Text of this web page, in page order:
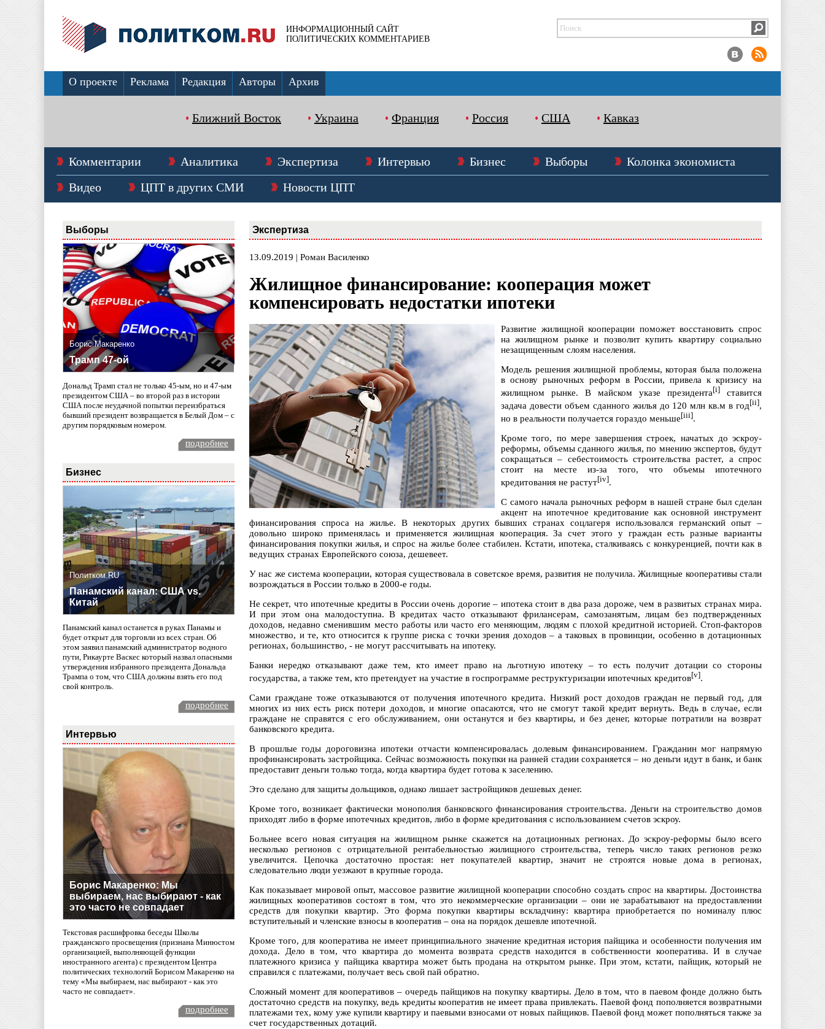
ИНФОРМАЦИОННЫЙ САЙТ
ПОЛИТИЧЕСКИХ КОММЕНТАРИЕВ
О проекте Реклама Редакция Авторы Архив
Ближний Восток Украина Франция Россия США Кавказ
Комментарии Аналитика Экспертиза Интервью Бизнес Выборы
Колонка экономиста
Видео
ЦПТ в других СМИ Новости ЦПТ
Выборы
Борис Макаренко
Трамп 47-ой
Дональд Трамп стал не только 45-ым, но и 47-ым
президентом США – во второй раз в истории
США после неудачной попытки переизбраться
бывший президент возвращается в Белый Дом – с
другим порядковым номером.
подробнее
Бизнес
Политком.RU
Панамский канал: США vs.
Китай
Панамский канал останется в руках Панамы и
будет открыт для торговли из всех стран. Об
этом заявил панамский администратор водного
пути, Рикаурте Васкес который назвал опасными
утверждения избранного президента Дональда
Трампа о том, что США должны взять его под
свой контроль.
подробнее
Интервью
Борис Макаренко: Мы
выбираем, нас выбирают - как
это часто не совпадает
Текстовая расшифровка беседы Школы
гражданского просвещения (признана Минюстом
организацией, выполняющей функции
иностранного агента) с президентом Центра
политических технологий Борисом Макаренко на
тему «Мы выбираем, нас выбирают - как это
часто не совпадает».
подробнее
Экспертиза
13.09.2019 | Роман Василенко
Жилищное финансирование: кооперация может
компенсировать недостатки ипотеки
Развитие жилищной кооперации поможет восстановить спрос
на жилищном рынке и позволит купить квартиру социально
незащищенным слоям населения.
Модель решения жилищной проблемы, которая была положена
в основу рыночных реформ в России, привела к кризису на
жилищном рынке. В майском указе президента [i]
ставится
задача довести объем сданного жилья до 120 млн кв.м в год [ii],
но в реальности получается гораздо меньше [iii].
Кроме того, по мере завершения строек, начатых до эскроу-
реформы, объемы сданного жилья, по мнению экспертов, будут
сокращаться – себестоимость строительства растет, а спрос
стоит на месте из-за того, что объемы ипотечного
кредитования не растут[iv].
С самого начала рыночных реформ в нашей стране был сделан
акцент на ипотечное кредитование как основной инструмент
финансирования спроса на жилье. В некоторых других бывших странах соцлагеря использовался германский опыт –
довольно широко применялась и применяется жилищная кооперация. За счет этого у граждан есть разные варианты
финансирования покупки жилья, и спрос на жилье более стабилен. Кстати, ипотека, сталкиваясь с конкуренцией, почти как в
ведущих странах Европейского союза, дешевеет.
У нас же система кооперации, которая существовала в советское время, развития не получила. Жилищные кооперативы стали
возрождаться в России только в 2000-е годы.
Не секрет, что ипотечные кредиты в России очень дорогие – ипотека стоит в два раза дороже, чем в развитых странах мира.
И при этом она малодоступна. В кредитах часто отказывают фрилансерам, самозанятым, лицам без подтвержденных
доходов, недавно сменившим место работы или часто его меняющим, людям с плохой кредитной историей. Стоп-факторов
множество, и те, кто относится к группе риска с точки зрения доходов – а таковых в провинции, особенно в дотационных
регионах, большинство, - не могут рассчитывать на ипотеку.
Банки нередко отказывают даже тем, кто имеет право на льготную ипотеку – то есть получит дотации со стороны
государства, а также тем, кто претендует на участие в госпрограмме реструктуризации ипотечных кредитов[v].
Сами граждане тоже отказываются от получения ипотечного кредита. Низкий рост доходов граждан не первый год, для
многих из них есть риск потери доходов, и многие опасаются, что не смогут такой кредит вернуть. Ведь в случае, если
граждане не справятся с его обслуживанием, они останутся и без квартиры, и без денег, которые потратили на возврат
банковского кредита.
В прошлые годы дороговизна ипотеки отчасти компенсировалась долевым финансированием. Гражданин мог напрямую
профинансировать застройщика. Сейчас возможность покупки на ранней стадии сохраняется – но деньги идут в банк, и банк
предоставит деньги только тогда, когда квартира будет готова к заселению.
Это сделано для защиты дольщиков, однако лишает застройщиков дешевых денег.
Кроме того, возникает фактически монополия банковского финансирования строительства. Деньги на строительство домов
приходят либо в форме ипотечных кредитов, либо в форме кредитования с использованием счетов эскроу.
Больнее всего новая ситуация на жилищном рынке скажется на дотационных регионах. До эскроу-реформы было всего
несколько регионов с отрицательной рентабельностью жилищного строительства, теперь число таких регионов резко
увеличится. Цепочка достаточно простая: нет покупателей квартир, значит не строятся новые дома в регионах,
следовательно люди уезжают в крупные города.
Как показывает мировой опыт, массовое развитие жилищной кооперации способно создать спрос на квартиры. Достоинства
жилищных кооперативов состоят в том, что это некоммерческие организации – они не зарабатывают на предоставлении
средств для покупки квартир. Это форма покупки квартиры вскладчину: квартира приобретается по номиналу плюс
вступительный и членские взносы в кооператив – она на порядок дешевле ипотечной.
Кроме того, для кооператива не имеет принципиального значение кредитная история пайщика и особенности получения им
дохода. Дело в том, что квартира до момента возврата средств находится в собственности кооператива. И в случае
платежного кризиса у пайщика квартира может быть продана на открытом рынке. При этом, кстати, пайщик, который не
справился с платежами, получает весь свой пай обратно.
Сложный момент для кооперативов – очередь пайщиков на покупку квартиры. Дело в том, что в паевом фонде должно быть
достаточно средств на покупку, ведь кредиты кооператив не имеет права привлекать. Паевой фонд пополняется возвратными
платежами тех, кому уже купили квартиру и паевыми взносами от новых пайщиков. Паевой фонд может пополняться также за
счет государственных дотаций.